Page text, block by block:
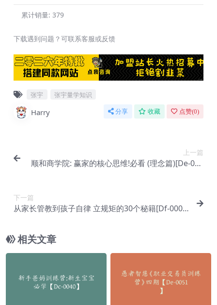
累计销量: 379
下载遇到问题？可联系客服或反馈
张宇 张宇量学知识
Harry 分享 收藏 点赞(0)
上一篇
顺和商学院: 赢家的核心思维!必看 (理念篇)[De-001
下一篇
从家长管教到孩子自律 立规矩的30个秘籍[Df-000
相关文章